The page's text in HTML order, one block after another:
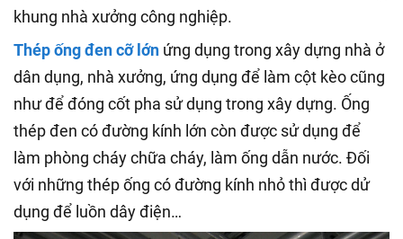
khung nhà xưởng công nghiệp.
Thép ống đen cỡ lớn ứng dụng trong xây dựng nhà ở
dân dụng, nhà xưởng, ứng dụng để làm cột kèo cũng
như để đóng cốt pha sử dụng trong xây dựng. Ống
thép đen có đường kính lớn còn được sử dụng để
làm phòng cháy chữa cháy, làm ống dẫn nước. Đối
với những thép ống có đường kính nhỏ thì được dử
dụng để luồn dây điện…